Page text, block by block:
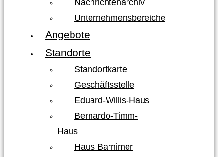
Nachrichtenarchiv
Unternehmensbereiche
Angebote
Standorte
Standortkarte
Geschäftsstelle
Eduard-Willis-Haus
Bernardo-Timm-
Haus
Haus Barnimer